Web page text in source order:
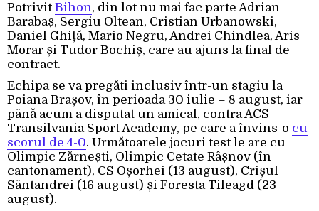
Potrivit Bihon, din lot nu mai fac parte Adrian
Barabaș, Sergiu Oltean, Cristian Urbanowski,
Daniel Ghiță, Mario Negru, Andrei Chindlea, Aris
Morar și Tudor Bochiș, care au ajuns la final de
contract.
Echipa se va pregăti inclusiv într-un stagiu la
Poiana Brașov, în perioada 30 iulie – 8 august, iar
până acum a disputat un amical, contra ACS
Transilvania Sport Academy, pe care a învins-o cu
scorul de 4-0. Următoarele jocuri test le are cu
Olimpic Zărnești, Olimpic Cetate Râșnov (în
cantonament), CS Oșorhei (13 august), Crișul
Sântandrei (16 august) și Foresta Tileagd (23
august).